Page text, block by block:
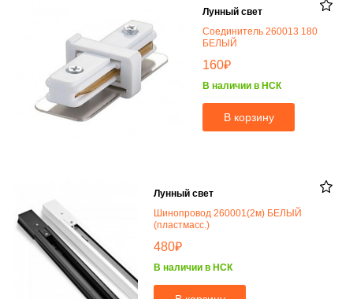
Лунный свет
Соединитель 260013 180
БЕЛЫЙ
160₽
В наличии в НСК
В корзину
Лунный свет
Шинопровод 260001(2м) БЕЛЫЙ
(пластмасс.)
480₽
В наличии в НСК